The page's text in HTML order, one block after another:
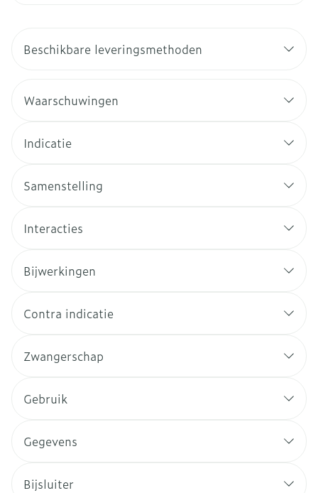
Beschikbare leveringsmethoden
Waarschuwingen
Indicatie
Samenstelling
Interacties
Bijwerkingen
Contra indicatie
Zwangerschap
Gebruik
Gegevens
Bijsluiter